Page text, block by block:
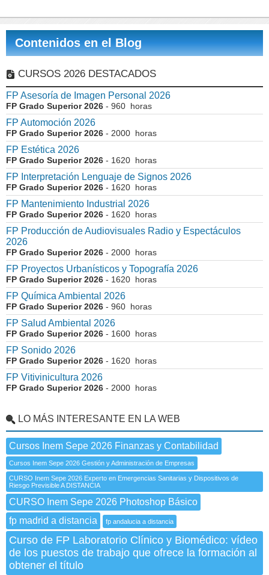
Contenidos en el Blog
CURSOS 2026 DESTACADOS
FP Asesoría de Imagen Personal 2026
FP Grado Superior 2026 - 960 horas
FP Automoción 2026
FP Grado Superior 2026 - 2000 horas
FP Estética 2026
FP Grado Superior 2026 - 1620 horas
FP Interpretación Lenguaje de Signos 2026
FP Grado Superior 2026 - 1620 horas
FP Mantenimiento Industrial 2026
FP Grado Superior 2026 - 1620 horas
FP Producción de Audiovisuales Radio y Espectáculos
2026
FP Grado Superior 2026 - 2000 horas
FP Proyectos Urbanísticos y Topografía 2026
FP Grado Superior 2026 - 1620 horas
FP Química Ambiental 2026
FP Grado Superior 2026 - 960 horas
FP Salud Ambiental 2026
FP Grado Superior 2026 - 1600 horas
FP Sonido 2026
FP Grado Superior 2026 - 1620 horas
FP Vitivinicultura 2026
FP Grado Superior 2026 - 2000 horas
LO MÁS INTERESANTE EN LA WEB
Cursos Inem Sepe 2026 Finanzas y Contabilidad
Cursos Inem Sepe 2026 Gestión y Administración de Empresas
CURSO Inem Sepe 2026 Experto en Emergencias Sanitarias y Dispositivos de
Riesgo Previsible A DISTANCIA
CURSO Inem Sepe 2026 Photoshop Básico
fp madrid a distancia
fp andalucia a distancia
Curso de FP Laboratorio Clínico y Biomédico: vídeo
de los puestos de trabajo que ofrece la formación al
obtener el título